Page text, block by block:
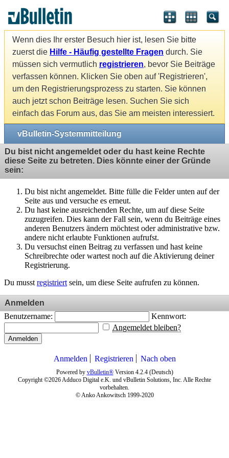
Wenn dies Ihr erster Besuch hier ist, lesen Sie bitte
zuerst die Hilfe - Häufig gestellte Fragen durch. Sie
müssen sich vermutlich registrieren, bevor Sie Beiträge
verfassen können. Klicken Sie oben auf 'Registrieren',
um den Registrierungsprozess zu starten. Sie können
auch jetzt schon Beiträge lesen. Suchen Sie sich
einfach das Forum aus, das Sie am meisten interessiert.
vBulletin-Systemmitteilung
Du bist nicht angemeldet oder du hast keine Rechte
diese Seite zu betreten. Dies könnte einer der Gründe
sein:
Du bist nicht angemeldet. Bitte fülle die Felder unten auf der
Seite aus und versuche es erneut.
Du hast keine ausreichenden Rechte, um auf diese Seite
zuzugreifen. Dies kann der Fall sein, wenn du Beiträge eines
anderen Benutzers ändern möchtest oder administrative bzw.
andere nicht erlaubte Funktionen aufrufst.
Du versuchst einen Beitrag zu verfassen und hast keine
Schreibrechte oder wartest noch auf die Aktivierung deiner
Registrierung.
Du musst registriert sein, um diese Seite aufrufen zu können.
Anmelden
Benutzername:
Kennwort:
Angemeldet bleiben?
Anmelden
Anmelden Registrieren Nach oben
Powered by vBulletin®Version 4.2.4 (Deutsch)
Copyright ©2026 Adduco Digital e.K. und vBulletin Solutions, Inc. Alle Rechte
vorbehalten.
© Anko Ankowitsch 1999-2020